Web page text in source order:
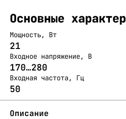
Основные
Мощность, Вт
21
Входное напряжение, В
170…280
Входная частота, Гц
50
Описание